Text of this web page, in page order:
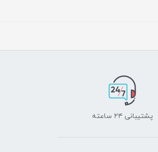
پشتیبانی ۲۴ ساعته